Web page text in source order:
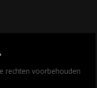
rechten voorbehouden